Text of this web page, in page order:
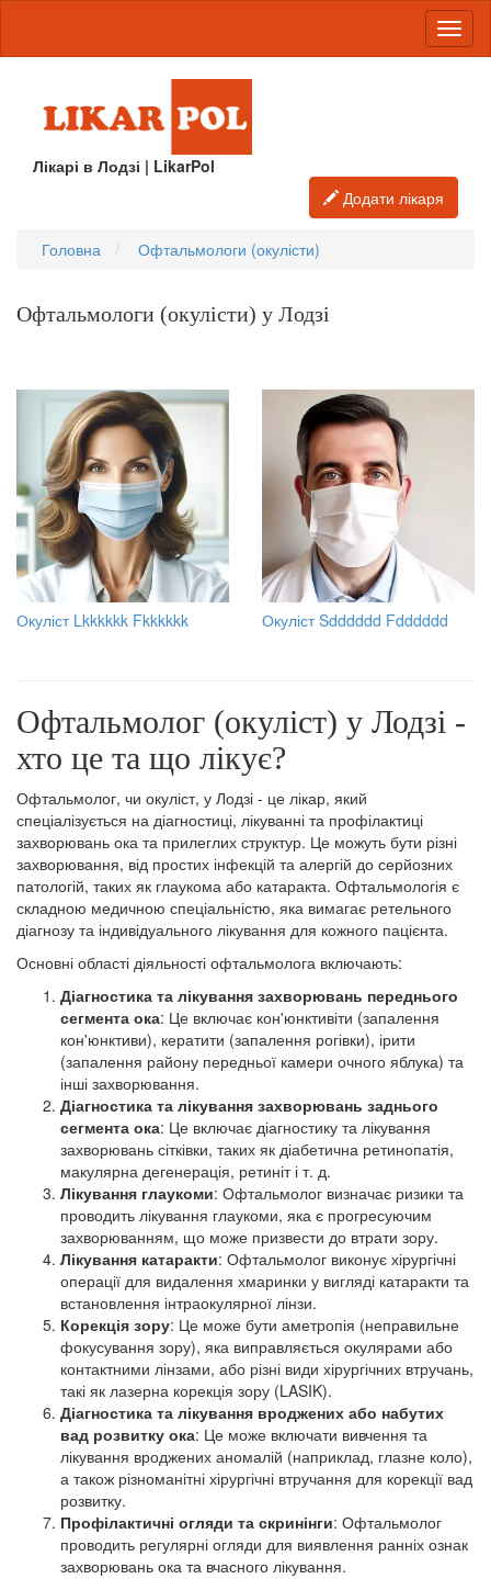
Лікарі в Лодзі | LikarPol
Додати лікаря
Головна Офтальмологи (окулісти)
Офтальмологи (окулісти) у Лодзі
Окуліст Lkkkkkk Fkkkkkk Окуліст Sdddddd Fdddddd
Офтальмолог (окуліст) у Лодзі -
хто це та що лікує?
Офтальмолог, чи окуліст, у Лодзі - це лікар, який
спеціалізується на діагностиці, лікуванні та профілактиці
захворювань ока та прилеглих структур. Це можуть бути різні
захворювання, від простих інфекцій та алергій до серйозних
патологій, таких як глаукома або катаракта. Офтальмологія є
складною медичною спеціальністю, яка вимагає ретельного
діагнозу та індивідуального лікування для кожного пацієнта.
Основні області діяльності офтальмолога включають:
Діагностика та лікування захворювань переднього
сегмента ока: Це включає кон'юнктивіти (запалення
кон'юнктиви), кератити (запалення рогівки), ірити
(запалення району передньої камери очного яблука) та
інші захворювання.
Діагностика та лікування захворювань заднього
сегмента ока: Це включає діагностику та лікування
захворювань сітківки, таких як діабетична ретинопатія,
макулярна дегенерація, ретиніт і т. д.
Лікування глаукоми: Офтальмолог визначає ризики та
проводить лікування глаукоми, яка є прогресуючим
захворюванням, що може призвести до втрати зору.
Лікування катаракти: Офтальмолог виконує хірургічні
операції для видалення хмаринки у вигляді катаракти та
встановлення інтраокулярної лінзи.
Корекція зору: Це може бути аметропія (неправильне
фокусування зору), яка виправляється окулярами або
контактними лінзами, або різні види хірургічних втручань,
такі як лазерна корекція зору (LASIK).
Діагностика та лікування вроджених або набутих
вад розвитку ока: Це може включати вивчення та
лікування вроджених аномалій (наприклад, глазне коло),
а також різноманітні хірургічні втручання для корекції вад
розвитку.
Профілактичні огляди та скринінги: Офтальмолог
проводить регулярні огляди для виявлення ранніх ознак
захворювань ока та вчасного лікування.